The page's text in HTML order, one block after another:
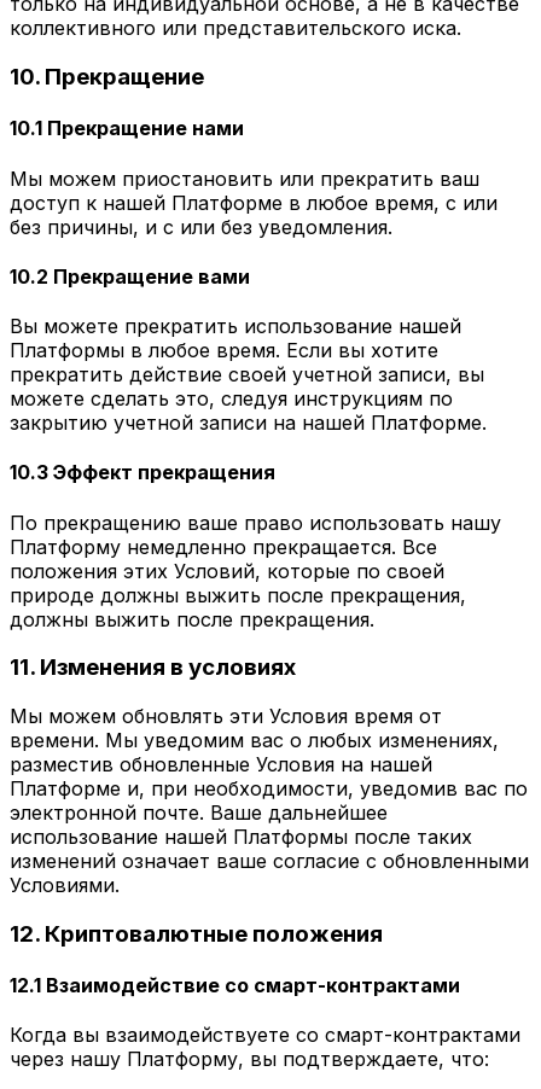
коллективного или представительского иска.
10. Прекращение
10.1 Прекращение нами
Мы можем приостановить или прекратить ваш
доступ к нашей Платформе в любое время, с или
без причины, и с или без уведомления.
10.2 Прекращение вами
Вы можете прекратить использование нашей
Платформы в любое время. Если вы хотите
прекратить действие своей учетной записи, вы
можете сделать это, следуя инструкциям по
закрытию учетной записи на нашей Платформе.
10.3 Эффект прекращения
По прекращению ваше право использовать нашу
Платформу немедленно прекращается. Все
положения этих Условий, которые по своей
природе должны выжить после прекращения,
должны выжить после прекращения.
11. Изменения в условиях
Мы можем обновлять эти Условия время от
времени. Мы уведомим вас о любых изменениях,
разместив обновленные Условия на нашей
Платформе и, при необходимости, уведомив вас по
электронной почте. Ваше дальнейшее
использование нашей Платформы после таких
изменений означает ваше согласие с обновленными
Условиями.
12. Криптовалютные положения
12.1 Взаимодействие со смарт-контрактами
Когда вы взаимодействуете со смарт-контрактами
через нашу Платформу, вы подтверждаете, что: